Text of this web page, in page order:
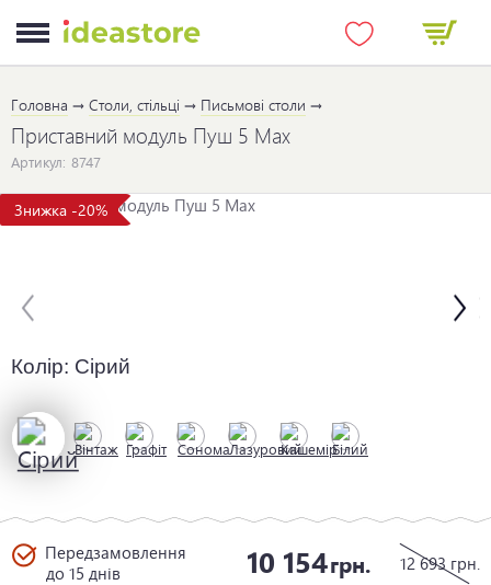
Головна Столи, стільці Письмові столи
Приставний модуль Пуш 5 Max
Артикул: 8747
Знижка -20%
Колір: Сірий
12 693 грн.
10 154грн.
Передзамовлення
до 15 днів